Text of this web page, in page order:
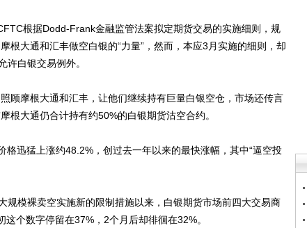
根据Dodd-Frank金融监管法案拟定期货交易的实施细则，规
根大通和汇丰做空白银的“力量”，然而，本应3月实施的细则，却
许白银交易例外。
摩根大通和汇丰，让他们继续持有巨量白银空仓，市场还传言
根大通仍合计持有约50%的白银期货沽空合约。
迅猛上涨约48.2%，创过去一年以来的最快涨幅，其中“逼空投
模裸卖空实施新的限制措施以来，白银期货市场前四大交易商
个数字停留在37%，2个月后却徘徊在32%。